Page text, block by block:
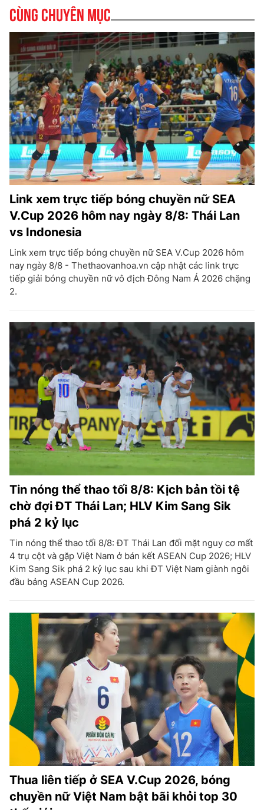
Cùng chuyên mục
Link xem trực tiếp bóng chuyền nữ SEA
V.Cup 2026 hôm nay ngày 8/8: Thái Lan
vs Indonesia
Link xem trực tiếp bóng chuyền nữ SEA V.Cup 2026 hôm
nay ngày 8/8 - Thethaovanhoa.vn cập nhật các link trực
tiếp giải bóng chuyền nữ vô địch Đông Nam Á 2026 chặng
2.
Tin nóng thể thao tối 8/8: Kịch bản tồi tệ
chờ đợi ĐT Thái Lan; HLV Kim Sang Sik
phá 2 kỷ lục
Tin nóng thể thao tối 8/8: ĐT Thái Lan đối mặt nguy cơ mất
4 trụ cột và gặp Việt Nam ở bán kết ASEAN Cup 2026; HLV
Kim Sang Sik phá 2 kỷ lục sau khi ĐT Việt Nam giành ngôi
đầu bảng ASEAN Cup 2026.
Thua liên tiếp ở SEA V.Cup 2026, bóng
chuyền nữ Việt Nam bật bãi khỏi top 30